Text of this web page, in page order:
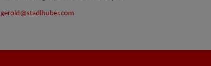
gerold@stadlhuber.com